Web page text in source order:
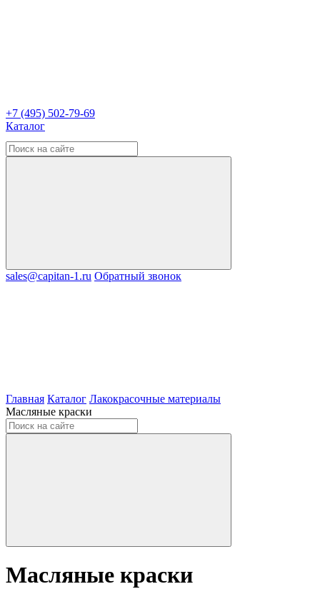
+7 (495) 502-79-69
Каталог
sales@capitan-1.ru Обратный звонок
Главная Каталог Лакокрасочные материалы
Масляные краски
Масляные краски